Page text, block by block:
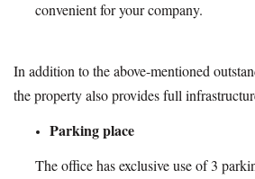
convenient for your company.
In addition to the above-mentioned
the property also provides full
Parking place
The office has exclusive use of 3